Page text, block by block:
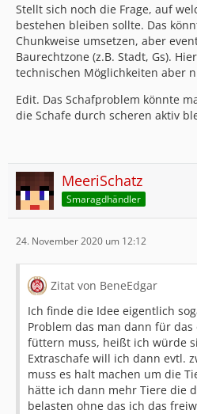
Stellt sich noch die Frage, auf
bestehen bleiben sollte. Das
Chunkweise umsetzen, aber
Baurechtzone (z.B. Stadt, Gs).
technischen Möglichkeiten aber
Edit. Das Schafproblem könnte
die Schafe durch scheren aktiv
MeeriSchatz
Smaragdhändler
24. November 2020 um 12:12
Zitat von BeneEdgar
Ich finde die Idee eigentlich
Problem das man dann für
füttern muss, heißt ich würde
Extraschafe will ich dann evtl.
muss es halt machen um die
hätte ich dann mehr Tiere die
belasten ohne das ich das